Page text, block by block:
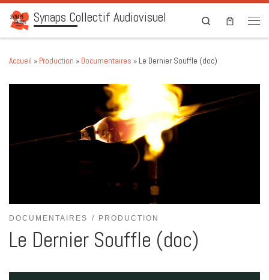
Skip to content
Synaps Collectif Audiovisuel
Search
Accueil » Production » Documentaires » Le Dernier Souffle (doc)
DOCUMENTAIRES PRODUCTION
Le Dernier Souffle (doc)